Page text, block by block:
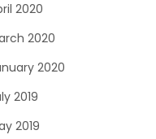
2020
2020
2020
2019
2019